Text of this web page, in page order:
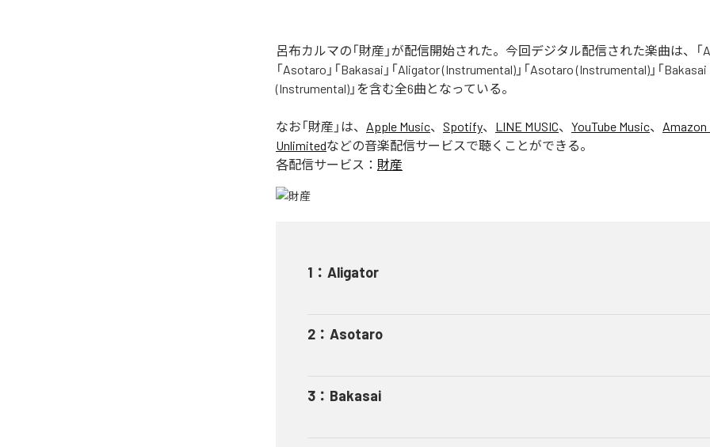
呂布カルマの「財産」が配信開始された。今回デジタル配信された楽曲は、「
「Asotaro」「Bakasai」「Aligator (Instrumental)」「Asotaro (Instrumental)」「Bakasai
(Instrumental)」を含む全6曲となっている。
なお「財産 」は、 Apple Music、 Spotify、 LINE MUSIC、 YouTube Music、 Amazon
Unlimitedなどの音楽配信サービスで聴くことができる。
各配信サービス： 財産
1 ： Aligator
2 ： Asotaro
3 ： Bakasai